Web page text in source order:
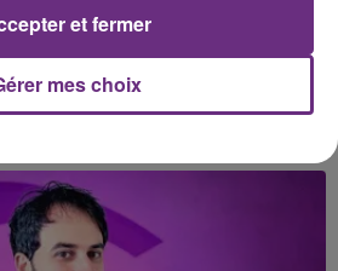
mes choix
et fermer